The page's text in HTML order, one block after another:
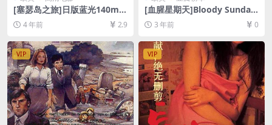
[塞瑟岛之旅]日版蓝光140min
Ταξίδι στα Κύθηρα (1984)
[百度网盘+夸克网盘+迅雷云
盘资源1080P超清未删减][MP
4/8.1GB][原声中字]
4 年前 2.9
[血腥星期天]Bloody Sunday
(2002)[百度网盘+夸克网盘10
80P超清未删减资源][网盘在
线播放/下载][MP4/6.9GB][中
文字幕]
3 年前 0
VIP VIP